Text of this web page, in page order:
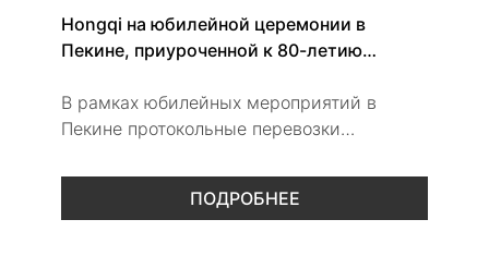
Hongqi на юбилейной церемонии в
Пекине, приуроченной к 80-летию
В рамках юбилейных мероприятий в
Пекине протокольные перевозки
Отдельно был представлен Hongqi
GUOYUE REEV — премиальный автобус
ПОДРОБНЕЕ